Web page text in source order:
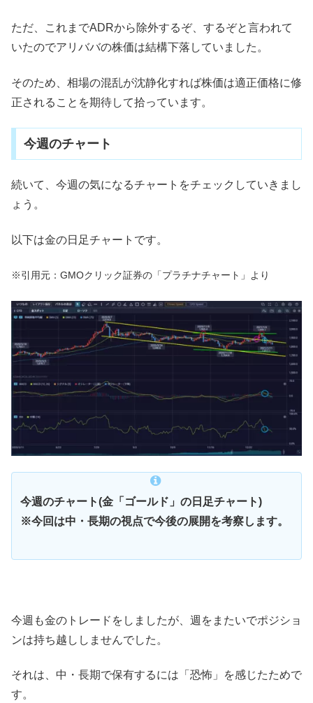
ただ、これまでADRから除外するぞ、するぞと言われて
いたのでアリババの株価は結構下落していました。
そのため、相場の混乱が沈静化すれば株価は適正価格に修
正されることを期待して拾っています。
今週のチャート
続いて、今週の気になるチャートをチェックしていきまし
ょう。
以下は金の日足チャートです。
※引用元：GMOクリック証券の「プラチナチャート」より
今週のチャート(金「ゴールド」の日足チャート)
※今回は中・長期の視点で今後の展開を考察します。
今週も金のトレードをしましたが、週をまたいでポジショ
ンは持ち越ししませんでした。
それは、中・長期で保有するには「恐怖」を感じたためで
す。